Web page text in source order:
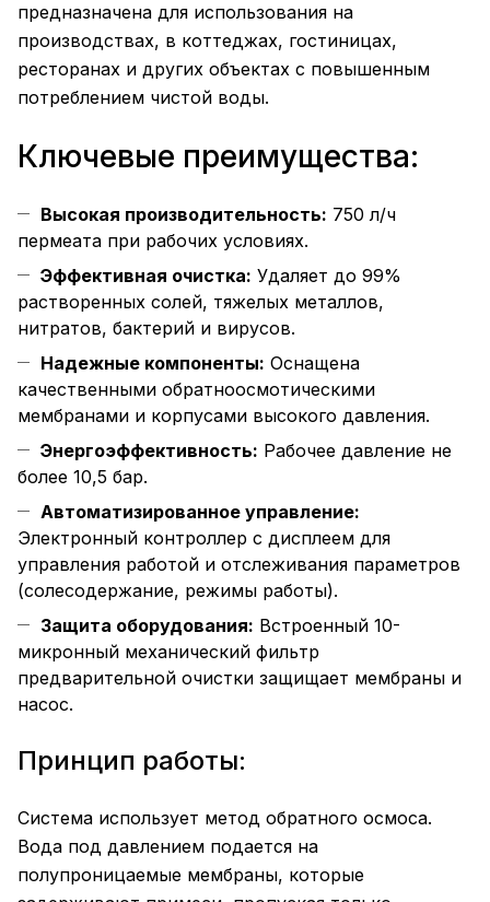
предназначена для использования на
производствах, в коттеджах, гостиницах,
ресторанах и других объектах с повышенным
потреблением чистой воды.
Ключевые преимущества:
Высокая производительность: 750 л/ч
пермеата при рабочих условиях.
Эффективная очистка: Удаляет до 99%
растворенных солей, тяжелых металлов,
нитратов, бактерий и вирусов.
Надежные компоненты: Оснащена
качественными обратноосмотическими
мембранами и корпусами высокого давления.
Энергоэффективность: Рабочее давление не
более 10,5 бар.
Автоматизированное управление:
Электронный контроллер с дисплеем для
управления работой и отслеживания параметров
(солесодержание, режимы работы).
Защита оборудования: Встроенный 10-
микронный механический фильтр
предварительной очистки защищает мембраны и
насос.
Принцип работы:
Система использует метод обратного осмоса.
Вода под давлением подается на
полупроницаемые мембраны, которые